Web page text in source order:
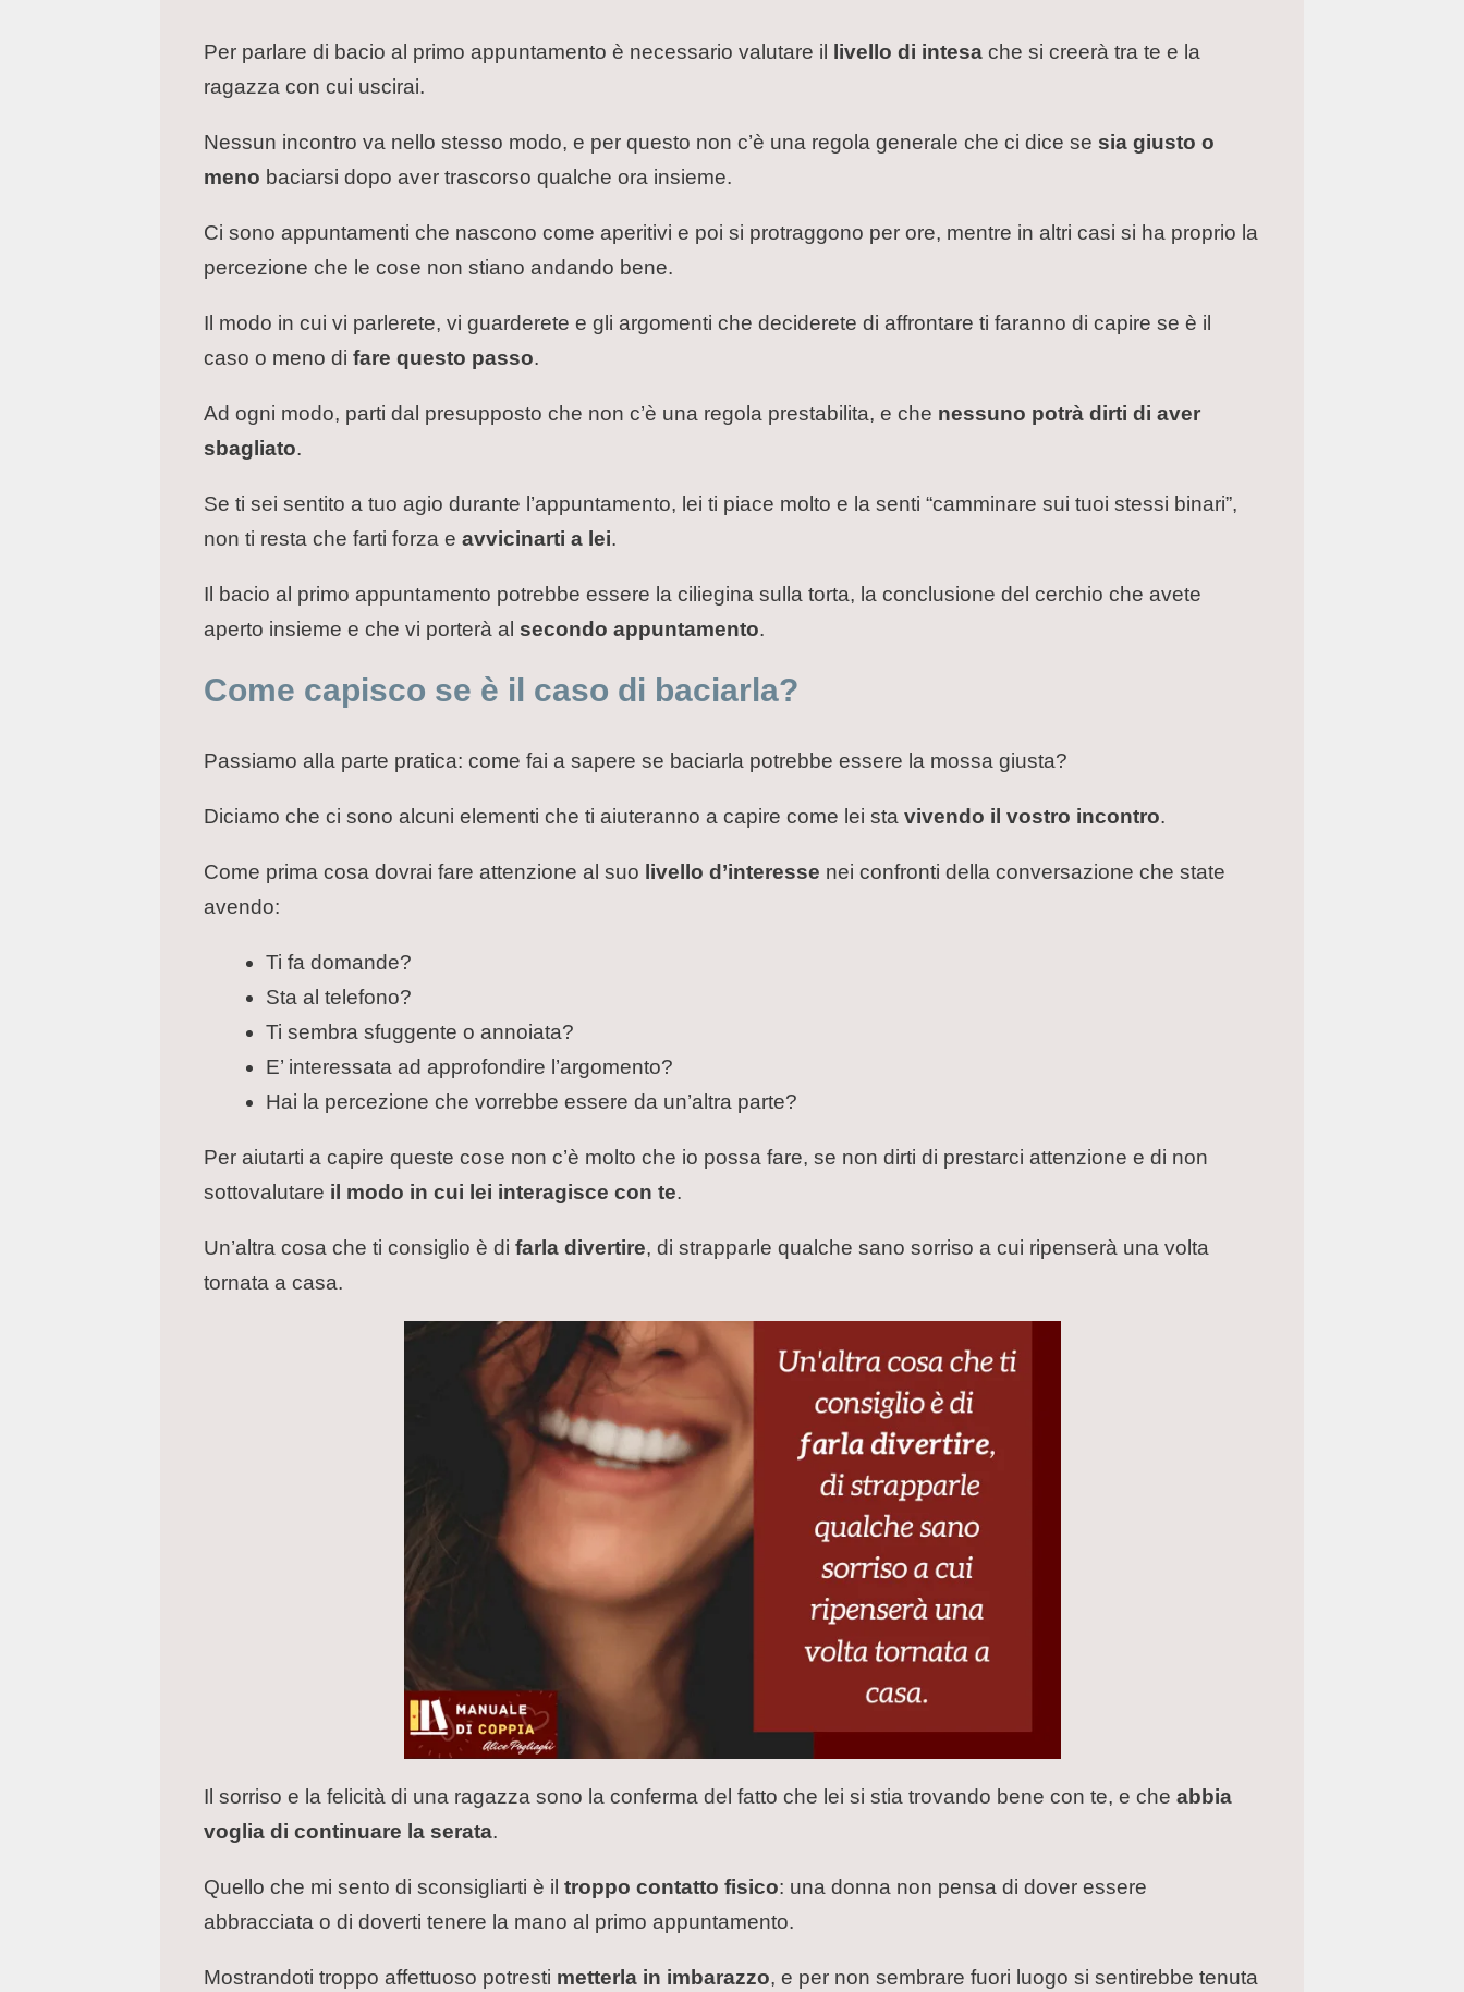
Per parlare di bacio al primo appuntamento è necessario valutare il livello di intesa che si creerà tra te e la
ragazza con cui uscirai.
Nessun incontro va nello stesso modo, e per questo non c’è una regola generale che ci dice se sia giusto o
meno baciarsi dopo aver trascorso qualche ora insieme.
Ci sono appuntamenti che nascono come aperitivi e poi si protraggono per ore, mentre in altri casi si ha proprio la
percezione che le cose non stiano andando bene.
Il modo in cui vi parlerete, vi guarderete e gli argomenti che deciderete di affrontare ti faranno di capire se è il
caso o meno di fare questo passo.
Ad ogni modo, parti dal presupposto che non c’è una regola prestabilita, e che nessuno potrà dirti di aver
sbagliato.
Se ti sei sentito a tuo agio durante l’appuntamento, lei ti piace molto e la senti “camminare sui tuoi stessi binari”,
non ti resta che farti forza e avvicinarti a lei.
Il bacio al primo appuntamento potrebbe essere la ciliegina sulla torta, la conclusione del cerchio che avete
aperto insieme e che vi porterà al secondo appuntamento.
Come capisco se è il caso di baciarla?
Passiamo alla parte pratica: come fai a sapere se baciarla potrebbe essere la mossa giusta?
Diciamo che ci sono alcuni elementi che ti aiuteranno a capire come lei sta vivendo il vostro incontro.
Come prima cosa dovrai fare attenzione al suo livello d’interesse nei confronti della conversazione che state
avendo:
Ti fa domande?
Sta al telefono?
Ti sembra sfuggente o annoiata?
E’ interessata ad approfondire l’argomento?
Hai la percezione che vorrebbe essere da un’altra parte?
Per aiutarti a capire queste cose non c’è molto che io possa fare, se non dirti di prestarci attenzione e di non
sottovalutare il modo in cui lei interagisce con te.
Un’altra cosa che ti consiglio è di farla divertire, di strapparle qualche sano sorriso a cui ripenserà una volta
tornata a casa.
Il sorriso e la felicità di una ragazza sono la conferma del fatto che lei si stia trovando bene con te, e che abbia
voglia di continuare la serata.
Quello che mi sento di sconsigliarti è il troppo contatto fisico: una donna non pensa di dover essere
abbracciata o di doverti tenere la mano al primo appuntamento.
Mostrandoti troppo affettuoso potresti metterla in imbarazzo, e per non sembrare fuori luogo si sentirebbe tenuta